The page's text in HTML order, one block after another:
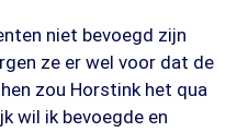
niet bevoegd zijn
ze er wel voor dat de
zou Horstink het qua
wil ik bevoegde en